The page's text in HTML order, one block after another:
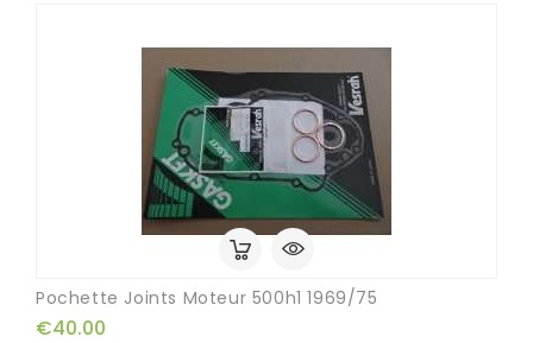
Pochette Joints Moteur 500h1 1969/75
€40.00